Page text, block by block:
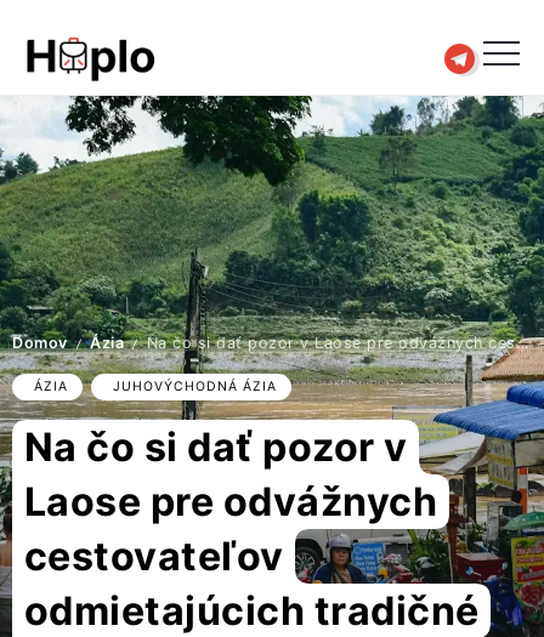
Domov / Ázia / Na čo si dať pozor v Laose pre odvážnych cestovateľov odmietajúcich tradičné dovolenkové rezorty
ÁZIA JUHOVÝCHODNÁ ÁZIA
Na čo si dať pozor v
Laose pre odvážnych
cestovateľov
odmietajúcich tradičné